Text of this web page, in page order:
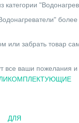
КОМПЛЕКТУЮЩИЕ
ДЛЯ
или забрать товар
все ваши